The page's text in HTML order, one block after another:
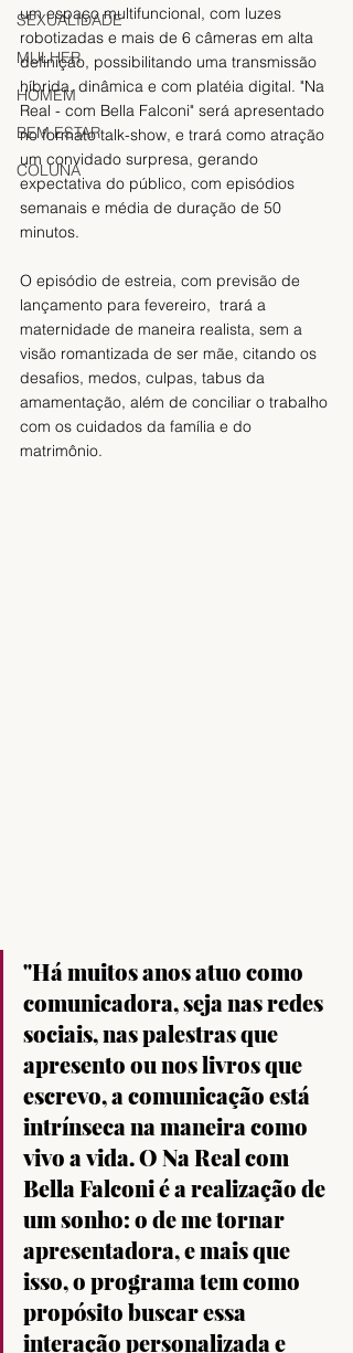
SEXUALIDADE
MULHER
HOMEM
BEM ESTAR
COLUNA
um espaço multifuncional, com luzes
robotizadas e mais de 6 câmeras em alta
definição, possibilitando uma transmissão
híbrida, dinâmica e com platéia digital. "Na
Real - com Bella Falconi" será apresentado
no formato talk-show, e trará como atração
um convidado surpresa, gerando
expectativa do público, com episódios
semanais e média de duração de 50
minutos.
O episódio de estreia, com previsão de
lançamento para fevereiro,  trará a
maternidade de maneira realista, sem a
visão romantizada de ser mãe, citando os
desafios, medos, culpas, tabus da
amamentação, além de conciliar o trabalho
com os cuidados da família e do
matrimônio.
"Há muitos anos atuo como
comunicadora, seja nas redes
sociais, nas palestras que
apresento ou nos livros que
escrevo, a comunicação está
intrínseca na maneira como
vivo a vida. O Na Real com
Bella Falconi é a realização de
um sonho: o de me tornar
apresentadora, e mais que
isso, o programa tem como
propósito buscar essa
interação personalizada e